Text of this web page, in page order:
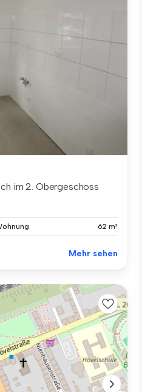
im 2. Obergeschoss
62 m²
Mehr sehen